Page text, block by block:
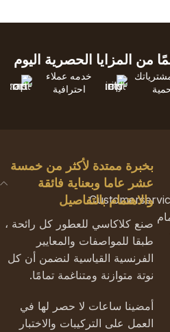
من المزايا الحصرية اليوم
خدمه عملاء
احترافية
بخبرة ممتدة لأكثر من خمسة
عشر عاما وبعناية فائقة
والاهتمام بالتفاصيل
صنع كلاكاسي للعطور كل رائحة ،
طبقا للمواصفات والمعايير
الفرنسية القياسية لنضمن أن كل
نوتة متوازنة ومتناغمة تمامًا.
أمضينا ساعات لا حصر لها في
العمل على التركيبات والاختبار